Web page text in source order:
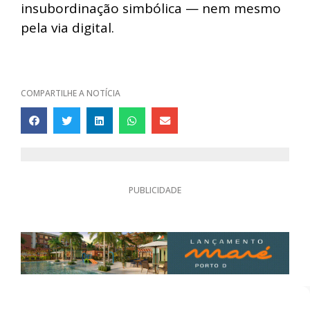
insubordinação simbólica — nem mesmo
pela via digital.
COMPARTILHE A NOTÍCIA
PUBLICIDADE